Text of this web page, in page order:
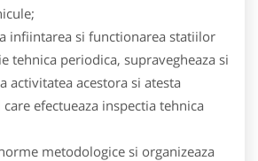
infiintarea si functionarea statiilor
tehnica periodica, supravegheaza si
activitatea acestora si atesta
efectueaza inspectia tehnica
metodologice si organizeaza